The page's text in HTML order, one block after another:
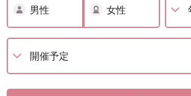
男性 女性